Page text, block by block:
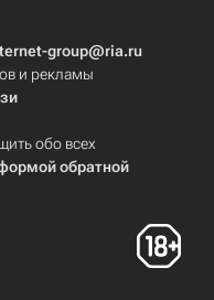
group@ria.ru
и рекламы
обо всех
обратной